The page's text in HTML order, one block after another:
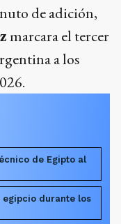
de adición,
marcara el tercer
a los
de Egipto al
durante los